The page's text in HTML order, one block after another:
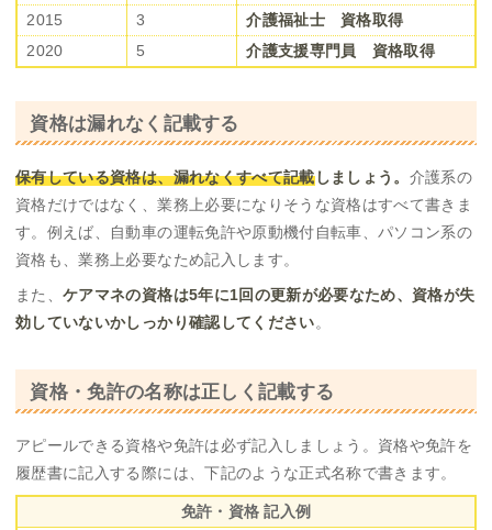
2015
3
介護福祉士 資格取得
2020
5 介護支援専門員 資格取得
資格は漏れなく記載する
保有している資格は、漏れなくすべて記載しましょう。 介護系の
資格だけではなく、業務上必要になりそうな資格はすべて書きま
す。例えば、自動車の運転免許や原動機付自転車、パソコン系の
資格も、業務上必要なため記入します。
また、ケアマネの資格は5年に1回の更新が必要なため、資格が失
効していないかしっかり確認してください。
資格・免許の名称は正しく記載する
アピールできる資格や免許は必ず記入しましょう。資格や免許を
履歴書に記入する際には、下記のような正式名称で書きます。
免許・資格 記入例